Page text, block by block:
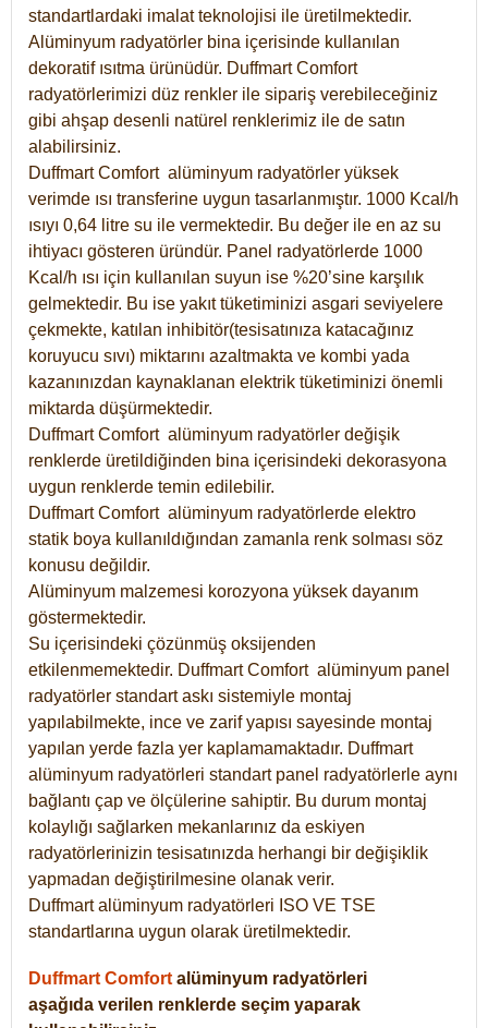
standartlardaki imalat teknolojisi ile üretilmektedir.
Alüminyum radyatörler bina içerisinde kullanılan
dekoratif ısıtma ürünüdür. Duffmart Comfort
radyatörlerimizi düz renkler ile sipariş verebileceğiniz
gibi ahşap desenli natürel renklerimiz ile de satın
alabilirsiniz.
Duffmart Comfort alüminyum radyatörler yüksek
verimde ısı transferine uygun tasarlanmıştır. 1000 Kcal/h
ısıyı 0,64 litre su ile vermektedir. Bu değer ile en az su
ihtiyacı gösteren üründür. Panel radyatörlerde 1000
Kcal/h ısı için kullanılan suyun ise %20’sine karşılık
gelmektedir. Bu ise yakıt tüketiminizi asgari seviyelere
çekmekte, katılan inhibitör(tesisatınıza katacağınız
koruyucu sıvı) miktarını azaltmakta ve kombi yada
kazanınızdan kaynaklanan elektrik tüketiminizi önemli
miktarda düşürmektedir.
Duffmart Comfort alüminyum radyatörler değişik
renklerde üretildiğinden bina içerisindeki dekorasyona
uygun renklerde temin edilebilir.
DuffmartComfort alüminyum radyatörlerde elektro
statik boya kullanıldığından zamanla renk solması söz
konusu değildir.
Alüminyum malzemesi korozyona yüksek dayanım
göstermektedir.
Su içerisindeki çözünmüş oksijenden
etkilenmemektedir. DuffmartComfort alüminyum panel
radyatörler standart askı sistemiyle montaj
yapılabilmekte, ince ve zarif yapısı sayesinde montaj
yapılan yerde fazla yer kaplamamaktadır. Duffmart
alüminyum radyatörleri standart panel radyatörlerle aynı
bağlantı çap ve ölçülerine sahiptir. Bu durum montaj
kolaylığı sağlarken mekanlarınız da eskiyen
radyatörlerinizin tesisatınızda herhangi bir değişiklik
yapmadan değiştirilmesine olanak verir.
Duffmart alüminyum radyatörleri ISO VE TSE
standartlarına uygun olarak üretilmektedir.
Duffmart Comfort alüminyum radyatörleri
aşağıda verilen renklerde seçim yaparak